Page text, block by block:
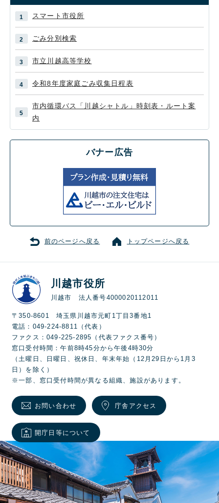
スマート市役所
ごみ分別検索
市立川越高等学校
令和8年度家庭ごみ収集日程表
市内循環バス「川越シャトル」時刻表・ルート案
内
バナー広告
前のページへ戻る トップページへ戻る
川越市役所
川越市 法人番号4000020112011
〒350-8601 埼玉県川越市元町1丁目3番地1
電話：049-224-8811（代表）
ファクス：049-225-2895（代表ファクス番号）
窓口受付時間：午前8時45分から午後4時30分
（土曜日、日曜日、祝休日、年末年始（12月29日から1月3
日）を除く）
※一部、窓口受付時間が異なる組織、施設があります。
お問い合わせ 庁舎アクセス
開庁日等について